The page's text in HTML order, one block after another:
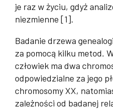
je raz w życiu, gdyż
niezmienne [1].
Badanie drzewa
za pomocą kilku metod.
człowiek ma dwa
odpowiedzialne za jego
chromosomy XX,
zależności od badanej